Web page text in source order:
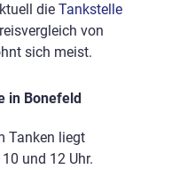
die Tankstelle
von
sich meist.
in Bonefeld
Tanken liegt
und 12 Uhr.